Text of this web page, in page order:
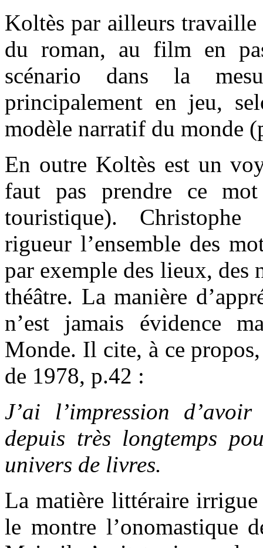
Koltès par ailleurs
du roman, au film en
scénario dans la
principalement en jeu,
modèle narratif du monde
En outre Koltès est un
faut pas prendre ce
touristique).
rigueur l’ensemble des
par exemple des lieux, des
théâtre. La manière
n’est jamais évidence
Monde. Il cite, à ce
de 1978, p.42 :
J’ai l’impression
depuis très longtemps
univers de livres.
La matière littéraire
le montre l’onomastique